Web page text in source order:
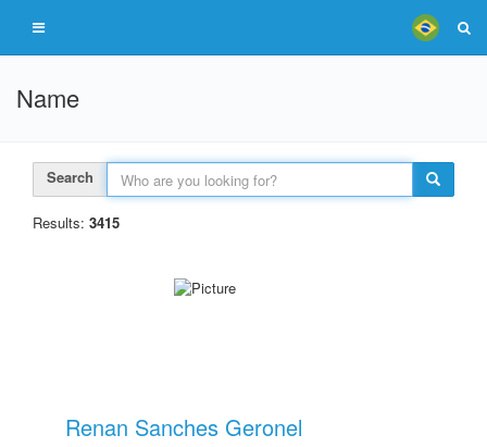
Name
Search
Results: 3415
Renan Sanches Geronel